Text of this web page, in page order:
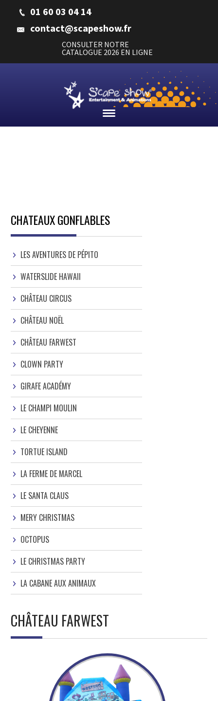
01 60 03 04 14
contact@scapeshow.fr
CONSULTER NOTRE
CATALOGUE 2026 EN LIGNE
CHATEAUX GONFLABLES
LES AVENTURES DE PÉPITO
WATERSLIDE HAWAII
CHÂTEAU CIRCUS
CHÂTEAU NOËL
CHÂTEAU FARWEST
CLOWN PARTY
GIRAFE ACADÉMY
LE CHAMPI MOULIN
LE CHEYENNE
TORTUE ISLAND
LA FERME DE MARCEL
LE SANTA CLAUS
MERY CHRISTMAS
OCTOPUS
LE CHRISTMAS PARTY
LA CABANE AUX ANIMAUX
CHÂTEAU FARWEST